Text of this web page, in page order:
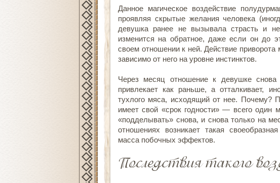
Данное магическое воздействие
проявляя скрытые желания человека
девушка ранее не вызывала страсть и
изменится на обратное, даже если он до
своем отношении к ней. Действие приворота
зависимо от него на уровне инстинктов.
Через месяц отношение к девушке
привлекает как раньше, а отталкивает,
тухлого мяса, исходящий от нее. Почему?
имеет свой «срок годности» — всего один
«подделывать» снова, и снова только на
отношениях возникает такая
масса побочных эффектов.
Последствия такого